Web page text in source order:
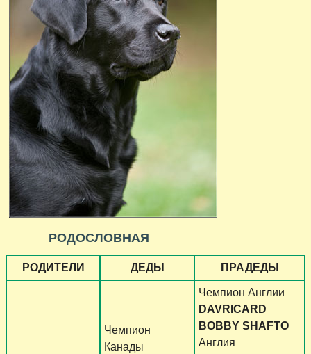
РОДОСЛОВНАЯ
РОДИТЕЛИ ДЕДЫ ПРАДЕДЫ
Чемпион
Канады
Чемпион Англии
DAVRICARD
BOBBY SHAFTO
Англия